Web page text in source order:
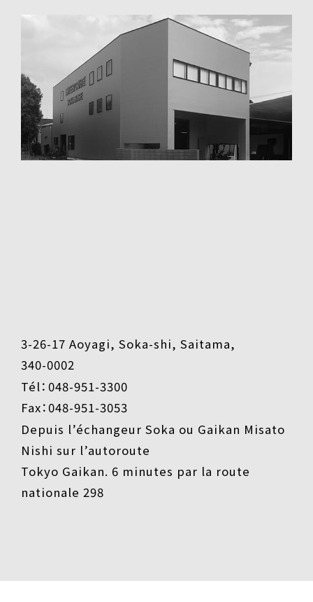
3-26-17 Aoyagi, Soka-shi, Saitama,
340-0002
Tél：048-951-3300
Fax：048-951-3053
Depuis l’échangeur Soka ou Gaikan Misato
Nishi sur l’autoroute
Tokyo Gaikan. 6 minutes par la route
nationale 298